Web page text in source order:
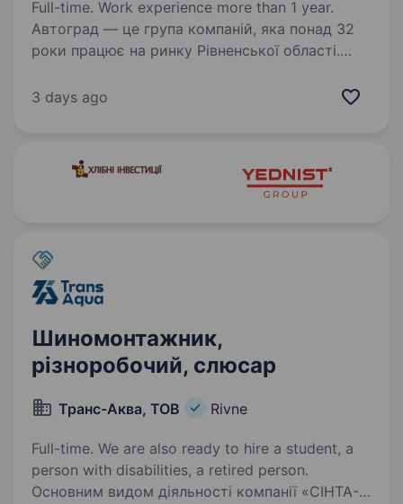
Full-time. Work experience more than 1 year.
Автоград — це група компаній, яка понад 32
роки працює на ринку Рівненської області.
з продажу та обслуговування автомобілів
3 days ago
Шиномонтажник,
різноробочий, слюсар
Транс-Аква, ТОВ Rivne
Full-time. We are also ready to hire a student, a
person with disabilities, a retired person.
Основним видом діяльності компанії «СІНТА-